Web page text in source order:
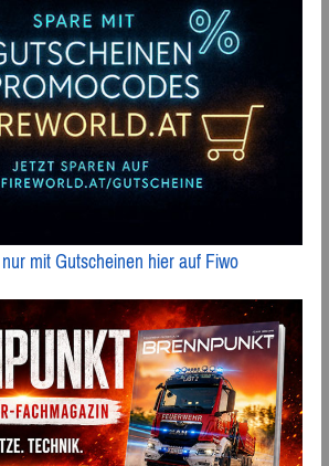
mit Gutscheinen hier auf Fiwo